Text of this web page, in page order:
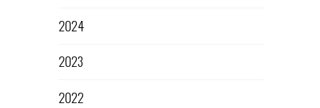
2024
2023
2022